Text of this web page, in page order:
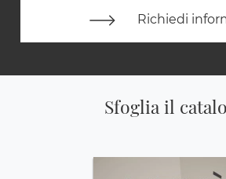
Richiedi
Sfoglia il